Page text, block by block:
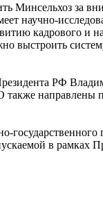
Минсельхоз за
научно-
кадрового и
выстроить
РФ
направлены
в рамках